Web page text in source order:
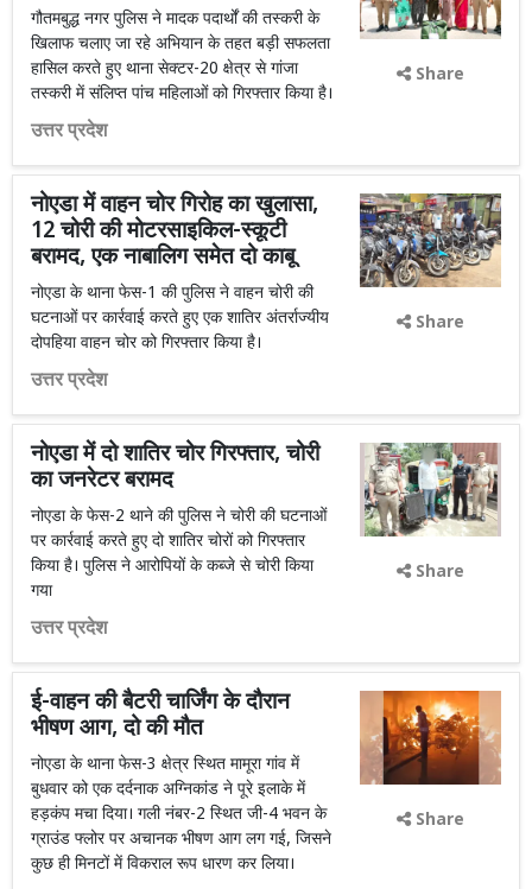
गौतमबुद्ध नगर पुलिस ने मादक पदार्थों की तस्करी के
खिलाफ चलाए जा रहे अभियान के तहत बड़ी सफलता
हासिल करते हुए थाना सेक्टर-20 क्षेत्र से गांजा
तस्करी में संलिप्त पांच महिलाओं को गिरफ्तार किया है।
उत्तर प्रदेश
Share
नोएडा में वाहन चोर गिरोह का खुलासा,
12 चोरी की मोटरसाइकिल-स्कूटी
बरामद, एक नाबालिग समेत दो काबू
नोएडा के थाना फेस-1 की पुलिस ने वाहन चोरी की
घटनाओं पर कार्रवाई करते हुए एक शातिर अंतर्राज्यीय
दोपहिया वाहन चोर को गिरफ्तार किया है।
उत्तर प्रदेश
Share
नोएडा में दो शातिर चोर गिरफ्तार, चोरी
का जनरेटर बरामद
नोएडा के फेस-2 थाने की पुलिस ने चोरी की घटनाओं
पर कार्रवाई करते हुए दो शातिर चोरों को गिरफ्तार
किया है। पुलिस ने आरोपियों के कब्जे से चोरी किया
गया
उत्तर प्रदेश
Share
ई-वाहन की बैटरी चार्जिंग के दौरान
भीषण आग, दो की मौत
नोएडा के थाना फेस-3 क्षेत्र स्थित मामूरा गांव में
बुधवार को एक दर्दनाक अग्निकांड ने पूरे इलाके में
हड़कंप मचा दिया। गली नंबर-2 स्थित जी-4 भवन के
ग्राउंड फ्लोर पर अचानक भीषण आग लग गई, जिसने
कुछ ही मिनटों में विकराल रूप धारण कर लिया।
Share